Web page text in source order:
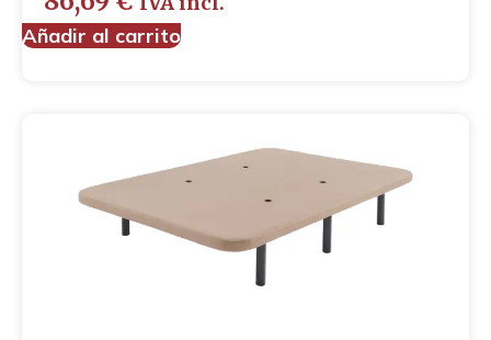
Cubre-zapatos
Guantes
Añadir al carrito